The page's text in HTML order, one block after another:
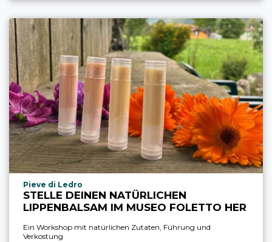
aria.experience_location_prefix
Pieve di Ledro
STELLE DEINEN NATÜRLICHEN
LIPPENBALSAM IM MUSEO FOLETTO HER
Ein Workshop mit natürlichen Zutaten, Führung und
Verkostung